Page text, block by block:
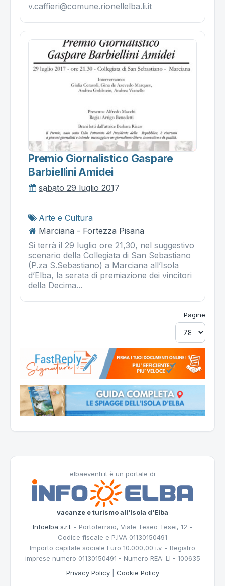
v.caffieri@comune.rionellelba.li.it
Premio Giornalistico Gaspare
Barbiellini Amidei
sabato 29 luglio 2017
Arte e Cultura
Marciana - Fortezza Pisana
Si terrà il 29 luglio ore 21,30, nel suggestivo
scenario della Collegiata di San Sebastiano
(P.za S.Sebastiano) a Marciana all’Isola
d’Elba, la serata di premiazione dei vincitori
della Decima...
Pagine
elbaeventi.it è un portale di
vacanze e turismo all'Isola d'Elba
Infoelba s.r.l. - Portoferraio, Viale Teseo Tesei, 12 -
Codice fiscale e P.IVA 01130150491
Importo capitale sociale Euro 10.000,00 i.v. - Registro
imprese numero 01130150491 - Numero REA: LI - 100635
Privacy Policy| Cookie Policy